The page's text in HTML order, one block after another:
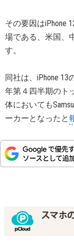
その要因はiPhone
場である、米国、
す。
同社は、iPhone 13
年第４四半期のト
体においても
ーカーとなったと